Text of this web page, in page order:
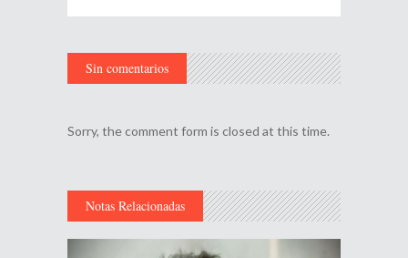
Sin comentarios
Sorry, the comment form is closed at this time.
Notas Relacionadas